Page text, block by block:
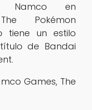
Namco en
Pokémon
tiene un estilo
de Bandai
Games, The